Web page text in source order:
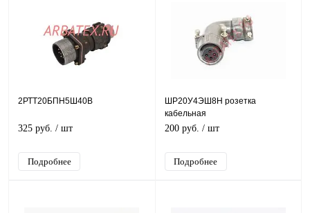
2РТТ20БПН5Ш40В
325 руб. / шт
Подробнее
ШР20У4ЭШ8Н розетка
кабельная
200 руб. / шт
Подробнее